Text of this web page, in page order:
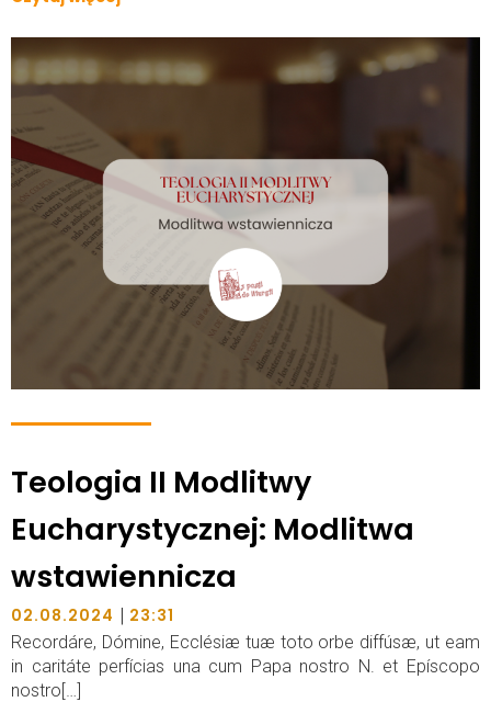
Teologia II Modlitwy
Eucharystycznej: Modlitwa
wstawiennicza
02.08.2024 | 23:31
Recordáre, Dómine, Ecclésiæ tuæ toto orbe diffúsæ, ut eam
in caritáte perfícias una cum Papa nostro N. et Epíscopo
nostro[…]